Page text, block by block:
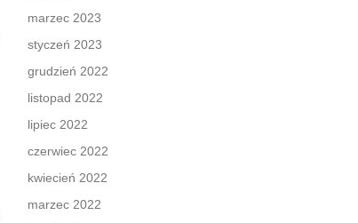
marzec 2023
styczeń 2023
grudzień 2022
listopad 2022
lipiec 2022
czerwiec 2022
kwiecień 2022
marzec 2022